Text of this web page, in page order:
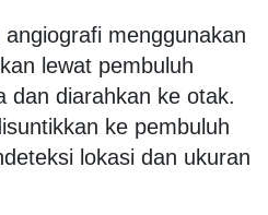
menggunakan
lewat pembuluh
dan diarahkan ke otak.
ke pembuluh
lokasi dan ukuran